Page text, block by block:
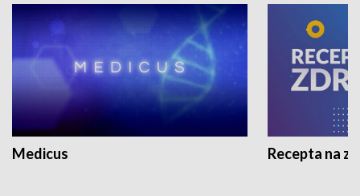
Medicus Recepta na